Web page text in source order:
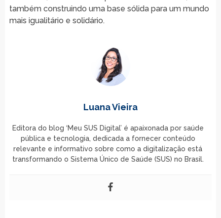
também construindo uma base sólida para um mundo
mais igualitário e solidário.
Luana Vieira
Editora do blog ‘Meu SUS Digital’ é apaixonada por saúde
pública e tecnologia, dedicada a fornecer conteúdo
relevante e informativo sobre como a digitalização está
transformando o Sistema Único de Saúde (SUS) no Brasil.